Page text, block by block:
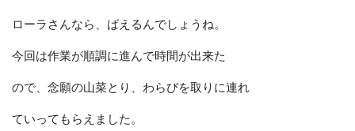
ローラさんなら、ばえるんでしょうね。
今回は作業が順調に進んで時間が出来た
ので、念願の山菜とり、わらびを取りに連れ
ていってもらえました。